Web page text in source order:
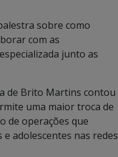
sobre como
com as
junto as
de Brito Martins contou
uma maior troca de
de operações que
adolescentes nas redes